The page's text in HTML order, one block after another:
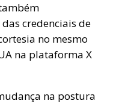
credenciais de
no mesmo
na plataforma X
na postura